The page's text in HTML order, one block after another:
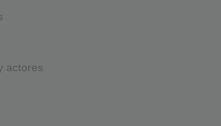
actores